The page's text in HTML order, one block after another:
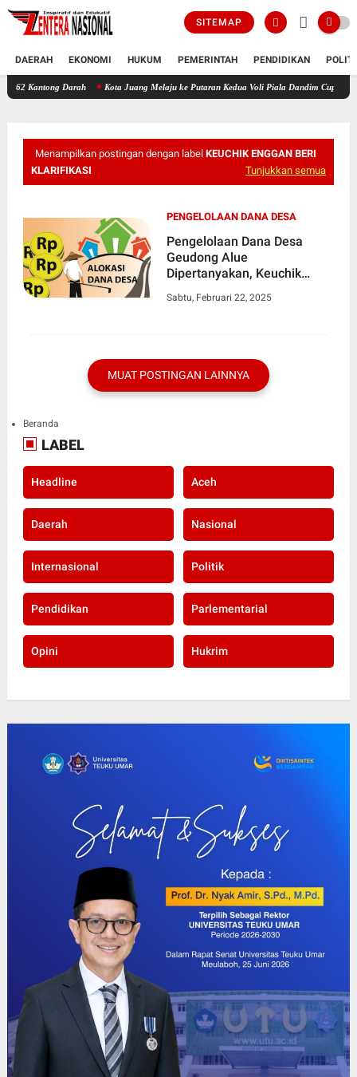
SITEMAP
DAERAH EKONOMI HUKUM PEMERINTAH PENDIDIKAN
Darah Kota Juang Melaju ke Putaran Kedua Voli Piala Dandim Cup 0111/Bireuen
Menampilkan postingan dengan label KEUCHIK ENGGAN BERI
KLARIFIKASI
Tunjukkan semua
PENGELOLAAN DANA DESA
Pengelolaan Dana Desa
Geudong Alue
Dipertanyakan, Keuchik
Sabtu, Februari 22, 2025
MUAT POSTINGAN LAINNYA
Beranda
LABEL
Headline Aceh
Daerah Nasional
Internasional Politik
Pendidikan Parlementarial
Opini Hukrim